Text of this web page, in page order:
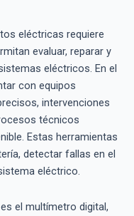
eléctricas requiere
evaluar, reparar y
eléctricos. En el
con equipos
intervenciones
técnicos
Estas herramientas
detectar fallas en el
eléctrico.
el multímetro digital,